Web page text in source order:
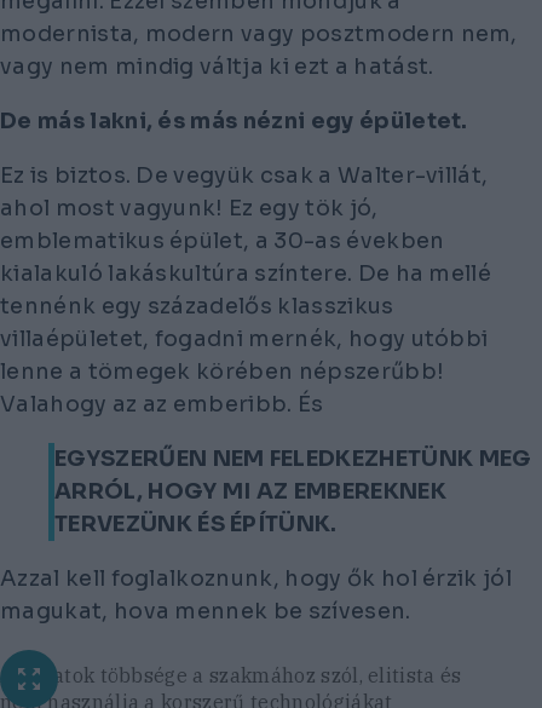
modernista, modern vagy posztmodern nem,
vagy nem mindig váltja ki ezt a hatást.
De más lakni, és más nézni egy épületet.
Ez is biztos. De vegyük csak a Walter-villát,
ahol most vagyunk! Ez egy tök jó,
emblematikus épület, a 30-as években
kialakuló lakáskultúra színtere. De ha mellé
tennénk egy századelős klasszikus
villaépületet, fogadni mernék, hogy utóbbi
lenne a tömegek körében népszerűbb!
Valahogy az az emberibb. És
EGYSZERŰEN NEM FELEDKEZHETÜNK MEG
ARRÓL, HOGY MI AZ EMBEREKNEK
TERVEZÜNK ÉS ÉPÍTÜNK.
Azzal kell foglalkoznunk, hogy ők hol érzik jól
magukat, hova mennek be szívesen.
A tárlatok többsége a szakmához szól, elitista és
nem használja a korszerű technológiákat